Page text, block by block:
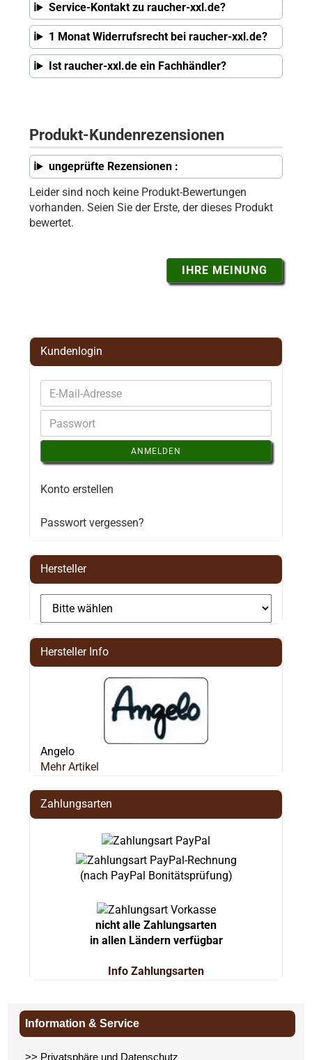
Service-Kontakt zu raucher-xxl.de?
1 Monat Widerrufsrecht bei raucher-xxl.de?
Ist raucher-xxl.de ein Fachhändler?
Produkt-Kundenrezensionen
ungeprüfte Rezensionen :
Leider sind noch keine Produkt-Bewertungen
vorhanden. Seien Sie der Erste, der dieses Produkt
bewertet.
IHRE MEINUNG
Kundenlogin
ANMELDEN
Konto erstellen
Passwort vergessen?
Hersteller
Hersteller Info
Angelo
Mehr Artikel
Zahlungsarten
(nach PayPal Bonitätsprüfung)
nicht alle Zahlungsarten
in allen Ländern verfügbar
Info Zahlungsarten
Information & Service
>> Privatsphäre und Datenschutz